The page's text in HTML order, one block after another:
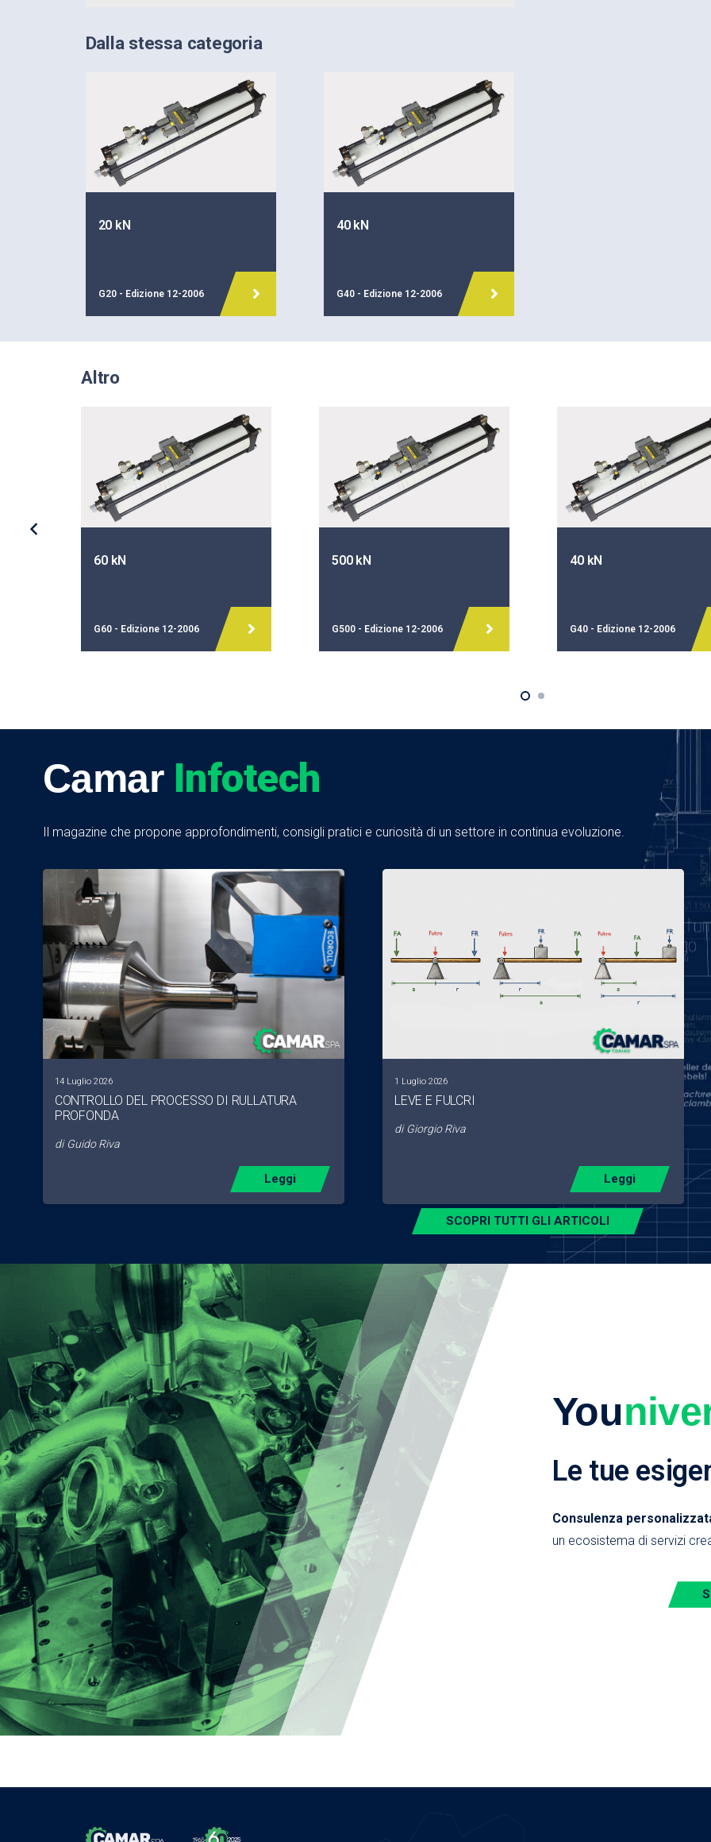
Dalla stessa categoria
20 kN
G20 - Edizione 12-2006
40 kN
G40 - Edizione 12-2006
Altro
60 kN
G60 - Edizione 12-2006
500 kN
G500 - Edizione 12-2006
40 kN
G40 - Edizione 12-2006
Camar Infotech
Il magazine che propone approfondimenti, consigli pratici e curiosità di un settore in continua evoluzione.
14 Luglio 2026
CONTROLLO DEL PROCESSO DI RULLATURA
PROFONDA
di Guido Riva
Leggi
1 Luglio 2026
LEVE E FULCRI
di Giorgio Riva
Leggi
SCOPRI TUTTI GLI ARTICOLI
You
Le tue
Consulenza
un ecosistema di servizi